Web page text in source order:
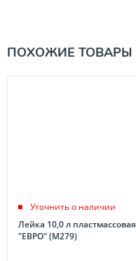
ПОХОЖИЕ ТОВАРЫ
Уточнить о наличии
Лейка 10,0 л пластмассовая
"ЕВРО" (М279)